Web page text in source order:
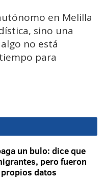
en Melilla
sino una
no está
para
un bulo: dice que
pero fueron
datos